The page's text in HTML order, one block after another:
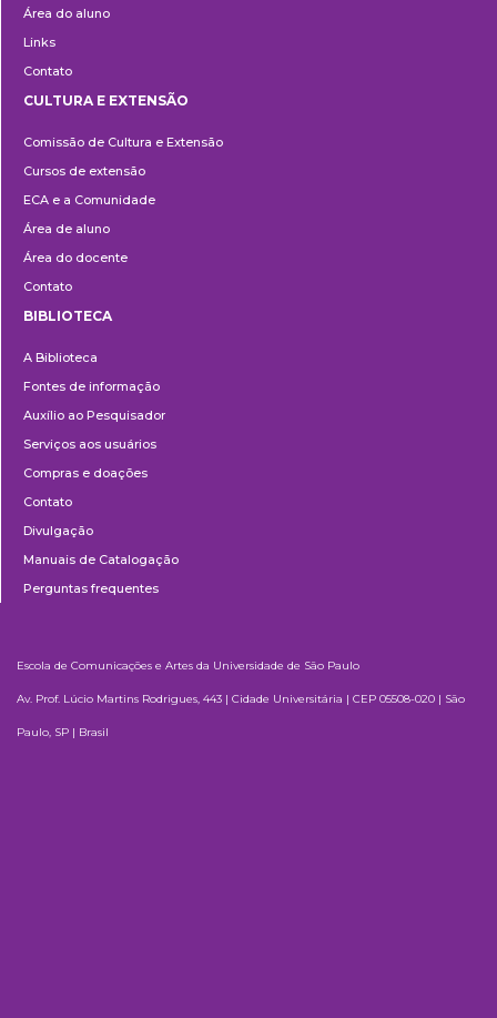
Área do aluno
Links
Contato
e
Extensão
CULTURA E EXTENSÃO
Comissão de Cultura e Extensão
Cursos de extensão
ECA e a Comunidade
Área de aluno
Área do docente
Contato
BIBLIOTECA
A Biblioteca
Fontes de informação
Auxílio ao Pesquisador
Serviços aos usuários
Compras e doações
Contato
Divulgação
Manuais de Catalogação
Perguntas frequentes
Escola de Comunicações e Artes da Universidade de São Paulo
Av. Prof. Lúcio Martins Rodrigues, 443 | Cidade Universitária | CEP 05508-020 | São
Paulo, SP | Brasil